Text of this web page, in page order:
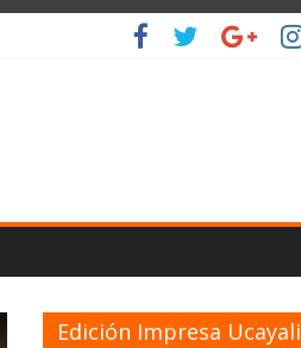
Edición Impresa Ucayali